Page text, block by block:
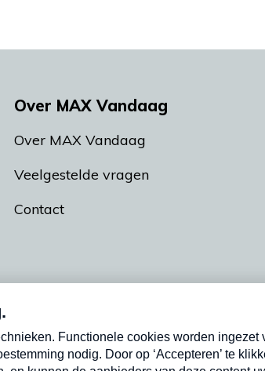
Over MAX Vandaag
Over MAX Vandaag
Veelgestelde vragen
Contact